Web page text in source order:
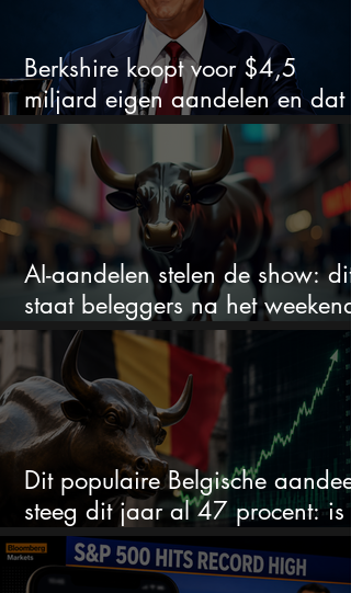
Berkshire koopt voor $4,5
miljard eigen aandelen en dat
zegt veel over de waardering
AI-aandelen stelen de show: dit
staat beleggers na het weekend
te wachten
Dit populaire Belgische aandeel
steeg dit jaar al 47 procent: is
ruimte voor meer?